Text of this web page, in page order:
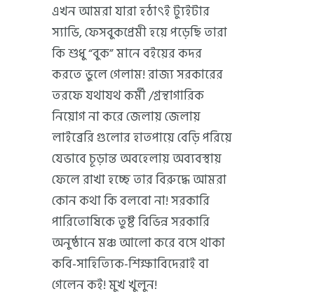
এখন আমরা যারা হঠাৎই ট্যুইটার
স্যাভি, ফেসবুকপ্রেমী হয়ে পড়েছি তারা
কি শুধু “বুক” মানে বইয়ের কদর
করতে ভুলে গেলাম! রাজ্য সরকারের
তরফে যথাযথ কর্মী /গ্রন্থাগারিক
নিয়োগ না করে জেলায় জেলায়
লাইব্রেরি গুলোর হাতপায়ে বেড়ি পরিয়ে
যেভাবে চূড়ান্ত অবহেলায় অব্যবস্থায়
ফেলে রাখা হচ্ছে তার বিরুদ্ধে আমরা
কোন কথা কি বলবো না! সরকারি
পারিতোষিকে তুষ্ট বিভিন্ন সরকারি
অনুষ্ঠানে মঞ্চ আলো করে বসে থাকা
কবি-সাহিত্যিক-শিক্ষাবিদেরাই বা
গেলেন কই! মুখ খুলুন!